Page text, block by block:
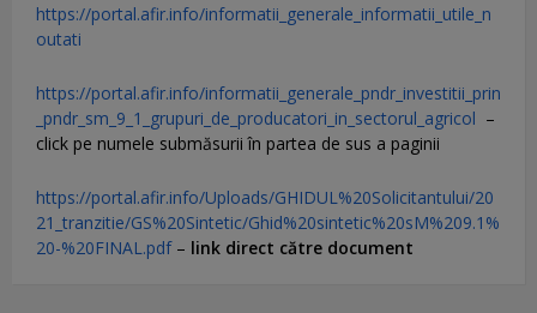
https://portal.afir.info/informatii_generale_informatii_utile_n
outati
https://portal.afir.info/informatii_generale_pndr_investitii_prin
_pndr_sm_9_1_grupuri_de_producatori_in_sectorul_agricol –
click pe numele submăsurii în partea de sus a paginii
https://portal.afir.info/Uploads/GHIDUL%20Solicitantului/20
21_tranzitie/GS%20Sintetic/Ghid%20sintetic%20sM%209.1%
20-%20FINAL.pdf– link direct către document